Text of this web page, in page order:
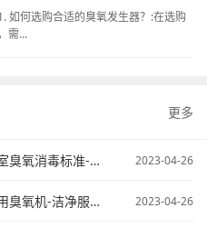
如何选购合适的臭氧发生器？:在选购
需...
更多
长沙桶装泉水臭氧多少合格-洁净室臭氧消毒标准-臭氧污水处理原来 2023-04-26
喀什地臭氧废水脱硝-大棚种植专用臭氧机-洁净服臭氧灭菌 2023-04-26